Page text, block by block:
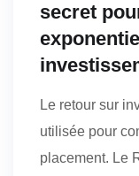
secret
Le retour sur
utilisée pour
placement. Le